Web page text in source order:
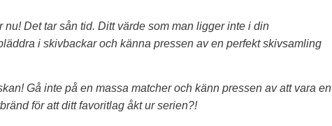
nu! Det tar sån tid. Ditt värde som man ligger inte i din
i skivbackar och känna pressen av en perfekt skivsamling
Gå inte på en massa matcher och känn pressen av att vara en
för att ditt favoritlag åkt ur serien?!